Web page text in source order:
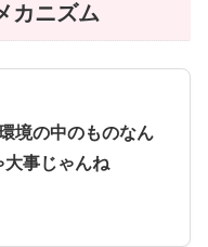
カニズム
境の中のものなん
大事じゃんね